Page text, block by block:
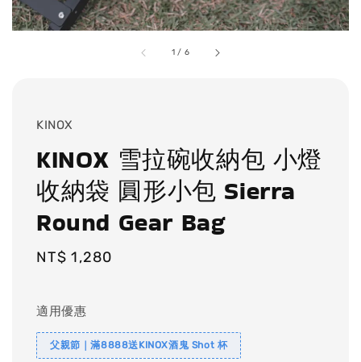
1 / 6
KINOX
KINOX 雪拉碗收納包 小燈
收納袋 圓形小包 Sierra
Round Gear Bag
Regular
NT$ 1,280
適用優惠
父親節｜滿8888送KINOX酒鬼 Shot 杯